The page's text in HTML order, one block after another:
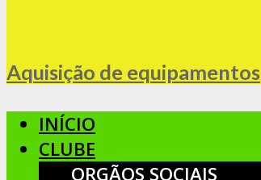
Aquisição de equipamentos
INÍCIO
CLUBE
ORGÃOS SOCIAIS